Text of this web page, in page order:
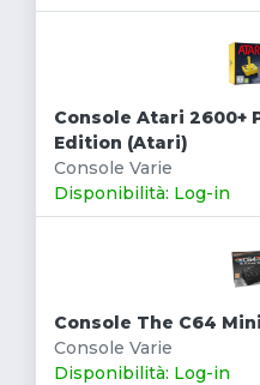
Console Atari 2600+
Edition (Atari)
Console Varie
Disponibilità: Log-in
Console The C64
Console Varie
Disponibilità: Log-in